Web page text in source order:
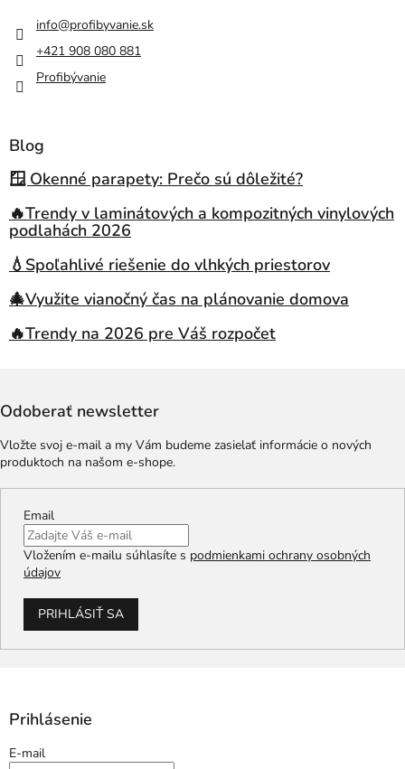
info@profibyvanie.sk
+421 908 080 881
Profibývanie
Blog
🪟 Okenné parapety: Prečo sú dôležité?
🔥Trendy v laminátových a kompozitných vinylových
podlahách 2026
💧Spoľahlivé riešenie do vlhkých priestorov
🎄Využite vianočný čas na plánovanie domova
🔥Trendy na 2026 pre Váš rozpočet
Odoberať newsletter
Vložte svoj e-mail a my Vám budeme zasielať informácie o nových
produktoch na našom e-shope.
Email
Vložením e-mailu súhlasíte s podmienkami ochrany osobných
údajov
PRIHLÁSIŤ SA
Prihlásenie
E-mail